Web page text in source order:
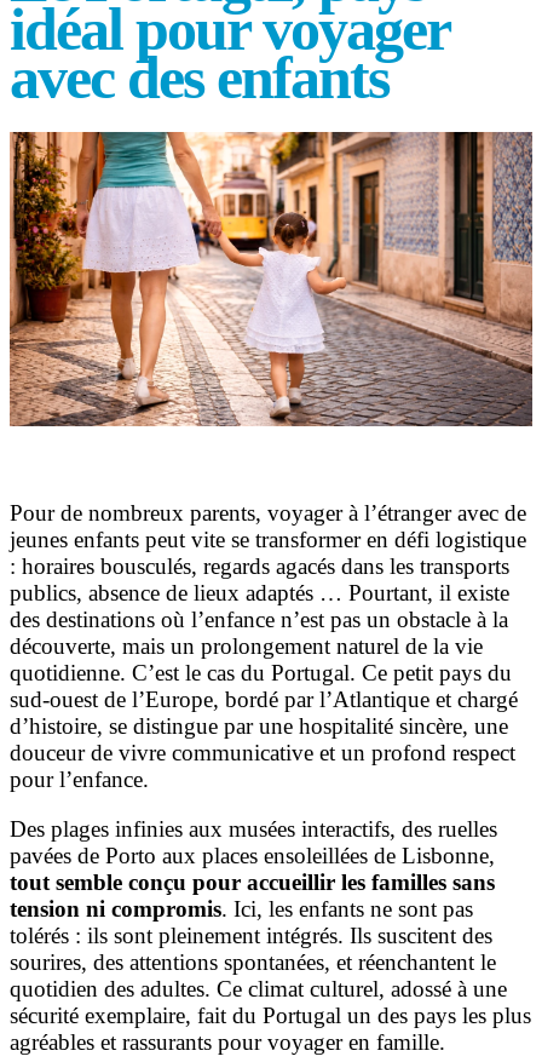
idéal pour voyager
avec des enfants
Pour de nombreux parents, voyager à l’étranger avec de
jeunes enfants peut vite se transformer en défi logistique
: horaires bousculés, regards agacés dans les transports
publics, absence de lieux adaptés … Pourtant, il existe
des destinations où l’enfance n’est pas un obstacle à la
découverte, mais un prolongement naturel de la vie
quotidienne. C’est le cas du Portugal. Ce petit pays du
sud-ouest de l’Europe, bordé par l’Atlantique et chargé
d’histoire, se distingue par une hospitalité sincère, une
douceur de vivre communicative et un profond respect
pour l’enfance.
Des plages infinies aux musées interactifs, des ruelles
pavées de Porto aux places ensoleillées de Lisbonne,
tout semble conçu pour accueillir les familles sans
tension ni compromis. Ici, les enfants ne sont pas
tolérés : ils sont pleinement intégrés. Ils suscitent des
sourires, des attentions spontanées, et réenchantent le
quotidien des adultes. Ce climat culturel, adossé à une
sécurité exemplaire, fait du Portugal un des pays les plus
agréables et rassurants pour voyager en famille.